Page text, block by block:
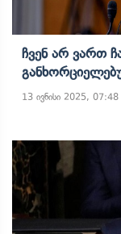
Ჩვენ Არ Ვართ
13 ივნისი 2025, 07:48